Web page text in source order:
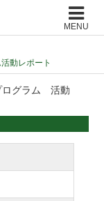
MENU
動レポート
ログラム 活動